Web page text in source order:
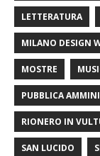
LETTERATURA
MILANO DESIGN
MOSTRE
PUBBLICA
RIONERO IN
SAN LUCIDO